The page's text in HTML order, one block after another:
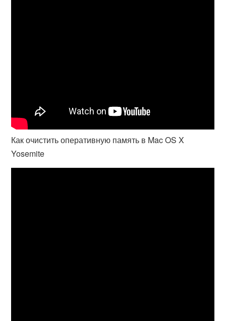
Как очистить оперативную память в Mac OS X
Yosemite